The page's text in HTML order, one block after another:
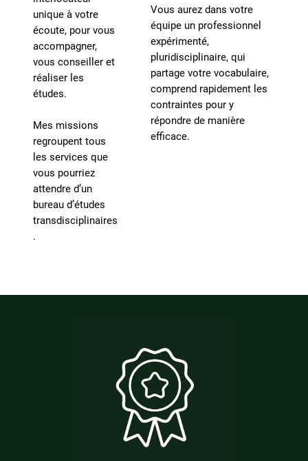
unique à votre
écoute, pour vous
accompagner,
vous conseiller et
réaliser les
études.
Mes missions
regroupent tous
les services que
vous pourriez
attendre d’un
bureau d’études
transdisciplinaires
.
Vous aurez dans votre
équipe un professionnel
expérimenté,
pluridisciplinaire, qui
partage votre vocabulaire,
comprend rapidement les
contraintes pour y
répondre de manière
efficace.